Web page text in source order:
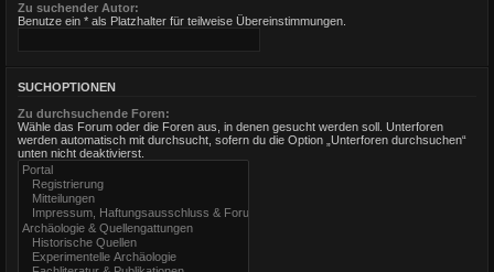
Zu suchender Autor:
Benutze ein * als Platzhalter für teilweise Übereinstimmungen.
SUCHOPTIONEN
Zu durchsuchende Foren:
Wähle das Forum oder die Foren aus, in denen gesucht werden soll. Unterforen
werden automatisch mit durchsucht, sofern du die Option „Unterforen durchsuchen“
unten nicht deaktivierst.